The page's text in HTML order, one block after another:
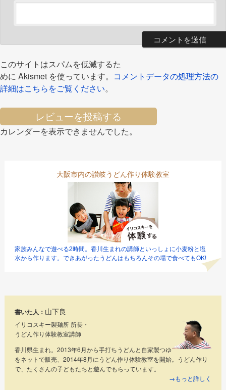
このサイトはスパムを低減するた
めに Akismet を使っています。 コメントデータの処理方法の
詳細はこちらをご覧ください。
レビューを投稿する
カレンダーを表示できませんでした。
大阪市内の讃岐うどん作り体験教室
家族みんなで遊べる2時間。香川生まれの講師といっしょに小麦粉と塩
水から作ります。できあがったうどんはもちろんその場で食べてもOK!
書いた人： 山下良
イリコスキー製麺所 所長・
うどん作り体験教室講師
香川県生まれ。2013年6月から手打ちうどんと自家製つゆ
をネットで販売、2014年8月にうどん作り体験教室を開始。うどん作り
で、たくさんの子どもたちと遊んでもらっています。
→もっと詳しく